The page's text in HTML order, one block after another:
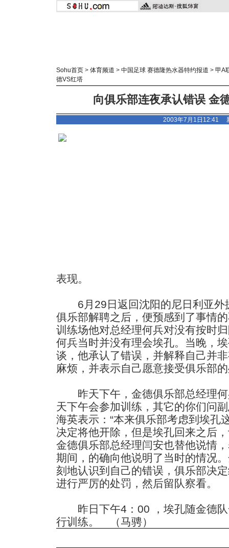
Sohu首页 > 体育频道 > 中国足球 赛德隆热水器特约报道 > 甲A
德VS红塔
向俱乐部连夜承认错误 金
2003年7月1日12:41
表现。
6月29日返回沈阳的尼日利亚外
俱乐部解聘之后，便预感到了事情
训练场他对总经理何兵对没有按时
何兵当时并没有理会埃孔。当晚，
谈，他承认了错误，并解释自己并
麻烦，并表示自己愿意接受俱乐部
昨天下午，金德俱乐部总经理何
天下午会参加训练，其它的你们问
海英表示：“本来俱乐部考虑到埃孔
决定将他开除，但是埃孔回来之后
金德俱乐部总经理闫安也替他说情
期间，的确向他说明了当时的情况
刻地认识到自己的错误，俱乐部决
进行严厉的处罚，然后留队察看。
昨日下午4：00 ，埃孔随金德队
行训练。 （马骋）